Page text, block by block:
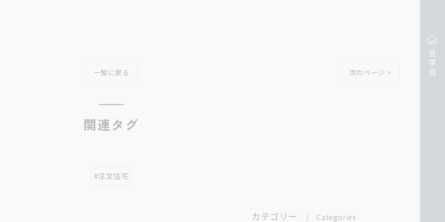
見学会
一覧に戻る 次のページ >
関連タグ
#注文住宅
カテゴリー Categories